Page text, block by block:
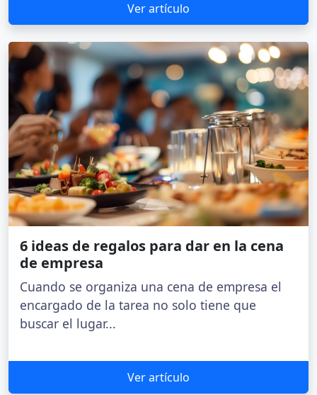
Ver artículo
6 ideas de regalos para dar en la cena
de empresa
Cuando se organiza una cena de empresa el
encargado de la tarea no solo tiene que
buscar el lugar...
Ver artículo